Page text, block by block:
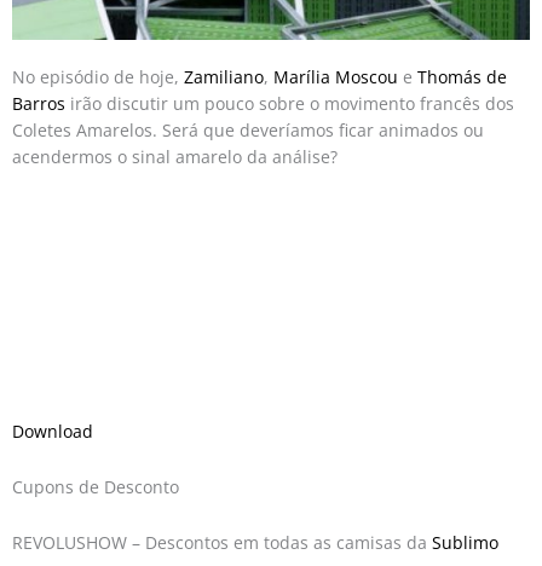
No episódio de hoje, Zamiliano, Marília Moscou e Thomás de
Barros irão discutir um pouco sobre o movimento francês dos
Coletes Amarelos. Será que deveríamos ficar animados ou
acendermos o sinal amarelo da análise?
Download
Cupons de Desconto
REVOLUSHOW – Descontos em todas as camisas da Sublimo